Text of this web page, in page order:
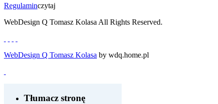
Regulaminczytaj
WebDesign Q Tomasz Kolasa All Rights Reserved.
WebDesign Q Tomasz Kolasa by wdq.home.pl
Tłumacz stronę